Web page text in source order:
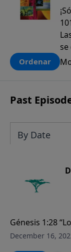
Ordenar
Past
By Date
Génesis 1:28
multiplicaos;
December 16,